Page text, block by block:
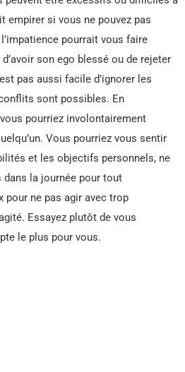
empirer si vous ne pouvez pas
pourrait vous faire
son ego blessé ou de rejeter
pas aussi facile d’ignorer les
sont possibles. En
pourriez involontairement
Vous pourriez vous sentir
et les objectifs personnels, ne
dans la journée pour tout
pour ne pas agir avec trop
Essayez plutôt de vous
le plus pour vous.